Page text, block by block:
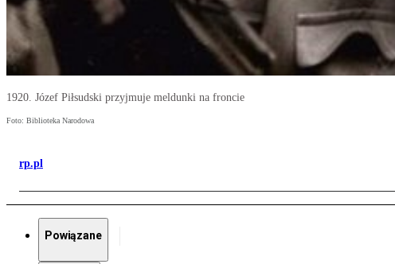
1920. Józef Piłsudski przyjmuje meldunki na froncie
Foto: Biblioteka Narodowa
rp.pl
Powiązane